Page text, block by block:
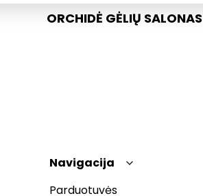
ORCHIDĖ GĖLIŲ SALONAS
Navigacija
Parduotuvės